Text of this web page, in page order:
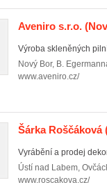
Aveniro s.r.o.
Výroba skleněných
Nový Bor, B.
www.aveniro.cz/
Šárka Roščáková
Vyrábění a prodej
Ústí nad Labem,
www.roscakova.cz/